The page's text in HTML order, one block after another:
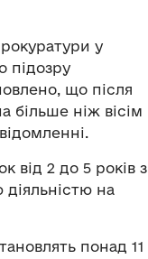
у
підозру
що після
більше ніж вісім
від 2 до 5 років з
на
понад 11